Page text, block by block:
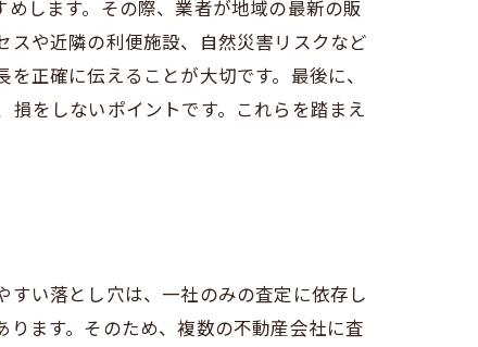
します。その際、業者が地域の最新の販
や近隣の利便施設、自然災害リスクなど
正確に伝えることが大切です。最後に、
をしないポイントです。これらを踏まえ
い落とし穴は、一社のみの査定に依存し
ます。そのため、複数の不動産会社に査